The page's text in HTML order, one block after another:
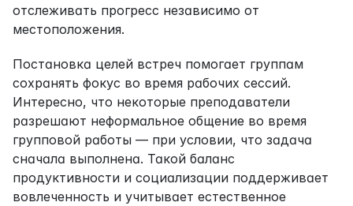
отслеживать прогресс независимо от
местоположения.
Постановка целей встреч помогает группам
сохранять фокус во время рабочих сессий.
Интересно, что некоторые преподаватели
разрешают неформальное общение во время
групповой работы — при условии, что задача
сначала выполнена. Такой баланс
продуктивности и социализации поддерживает
вовлеченность и учитывает естественное